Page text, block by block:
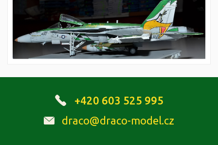
+420 603 525 995
draco@draco-model.cz